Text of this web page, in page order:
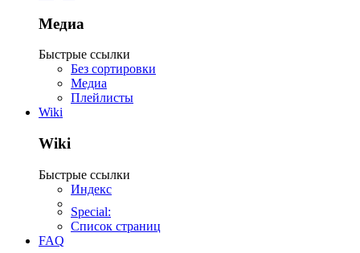
Медиа
Быстрые ссылки
Без сортировки
Медиа
Плейлисты
Wiki
Wiki
Быстрые ссылки
Индекс
Special:
Список страниц
FAQ